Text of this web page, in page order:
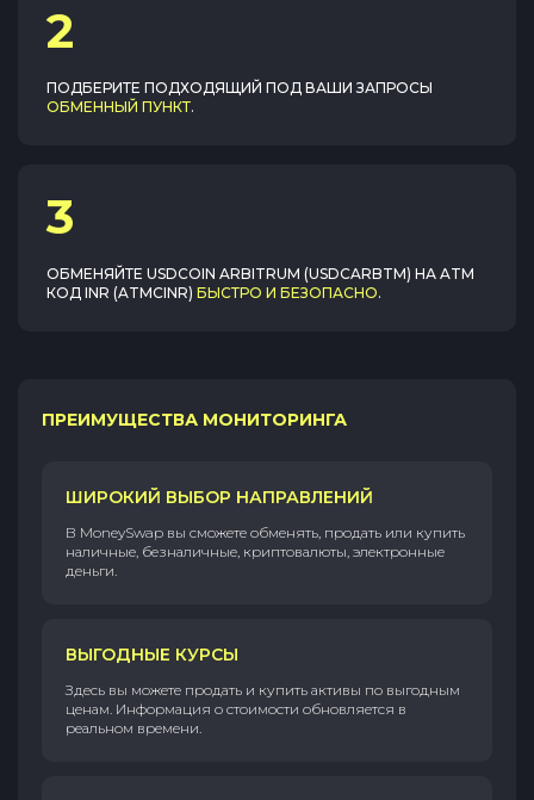
2
ПОДБЕРИТЕ ПОДХОДЯЩИЙ ПОД ВАШИ ЗАПРОСЫ
ОБМЕННЫЙ ПУНКТ.
3
ОБМЕНЯЙТЕ USDCOIN ARBITRUM (USDCARBTM) НА ATM
КОД INR (ATMCINR) БЫСТРО И БЕЗОПАСНО.
ПРЕИМУЩЕСТВА МОНИТОРИНГА
ШИРОКИЙ ВЫБОР НАПРАВЛЕНИЙ
В MoneySwap вы сможете обменять, продать или купить
наличные, безналичные, криптовалюты, электронные
деньги.
ВЫГОДНЫЕ КУРСЫ
Здесь вы можете продать и купить активы по выгодным
ценам. Информация о стоимости обновляется в
реальном времени.